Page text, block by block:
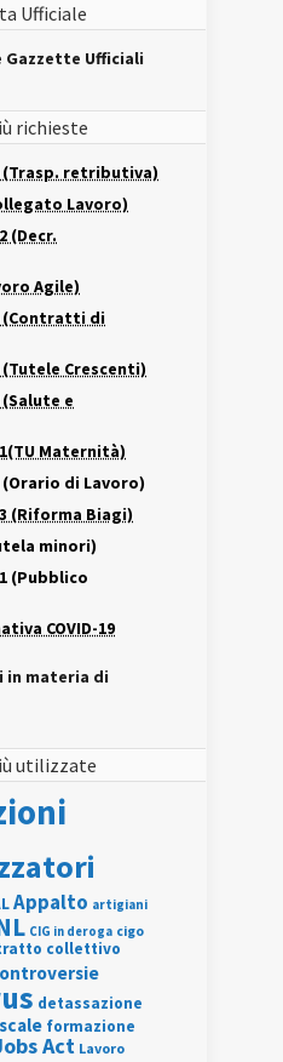
Ufficiale
Ufficiali
richieste
(Trasp. retributiva)
Lavoro)
(Decr.
Agile)
(Contratti di
(Tutele Crescenti)
(Salute e
Maternità)
(Orario di Lavoro)
(Riforma Biagi)
minori)
(Pubblico
COVID-19
in materia di
utilizzate
Appalto artigiani
CIG in deroga cigo
collettivo
detassazione
formazione
Act Lavoro